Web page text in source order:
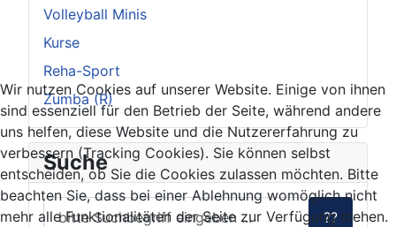
Volleyball Minis
Kurse
Reha-Sport
Zumba (R)
Suche
??
Wir nutzen Cookies auf unserer Website. Einige von ihnen
sind essenziell für den Betrieb der Seite, während andere
uns helfen, diese Website und die Nutzererfahrung zu
verbessern (Tracking Cookies). Sie können selbst
entscheiden, ob Sie die Cookies zulassen möchten. Bitte
beachten Sie, dass bei einer Ablehnung womöglich nicht
mehr alle Funktionalitäten der Seite zur Verfügung stehen.